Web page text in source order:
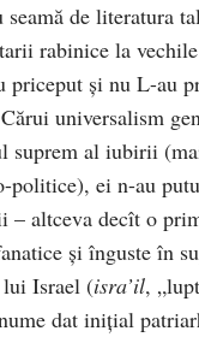
seamă de literatura
rabinice la
priceput și nu L-au
universalism
suprem al iubirii
politice), ei n-au
– altceva decît o
și înguste în
lui Israel (isra’il,
dat inițial